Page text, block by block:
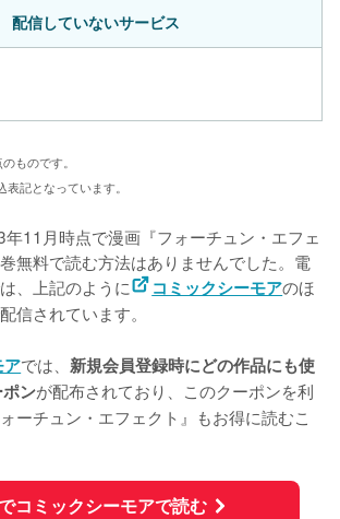
配信していないサービス
ものです。
記となっています。
11月時点で漫画『フォーチュン・エフェ
無料で読む方法はありませんでした。電
、上記のように
コミックシーモアのほ
信されています。
アでは、 新規会員登録時にどの作品にも使
ンが配布されており、このクーポンを利
ーチュン・エフェクト』もお得に読むこ
コミックシーモアで読む